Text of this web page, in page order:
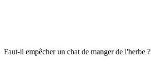
Faut-il empêcher un chat de manger de l'herbe ?